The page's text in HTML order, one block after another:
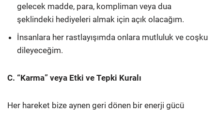
gelecek madde, para, kompliman veya dua
şeklindeki hediyeleri almak için açık olacağım.
İnsanlara her rastlayışımda onlara mutluluk ve coşku
dileyeceğim.
C. “Karma” veya Etki ve Tepki Kuralı
Her hareket bize aynen geri dönen bir enerji gücü